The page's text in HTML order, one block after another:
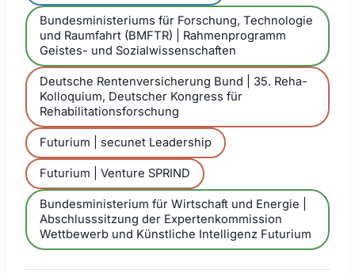
Bundesministeriums für Forschung, Technologie
und Raumfahrt (BMFTR) | Rahmenprogramm
Geistes- und Sozialwissenschaften
Deutsche Rentenversicherung Bund | 35. Reha-
Kolloquium, Deutscher Kongress für
Rehabilitationsforschung
Futurium | secunet Leadership
Futurium | Venture SPRIND
Bundesministerium für Wirtschaft und Energie |
Abschlusssitzung der Expertenkommission
Wettbewerb und Künstliche Intelligenz Futurium